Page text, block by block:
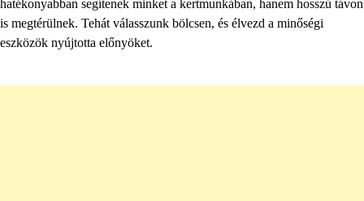
hatékonyabban segítenek minket a kertmunkában, hanem hosszú távon
is megtérülnek. Tehát válasszunk bölcsen, és élvezd a minőségi
eszközök nyújtotta előnyöket.